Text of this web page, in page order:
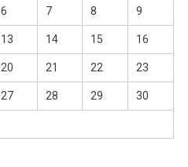
6 7 8 9
13 14 15 16
20 21 22 23
27 28 29 30